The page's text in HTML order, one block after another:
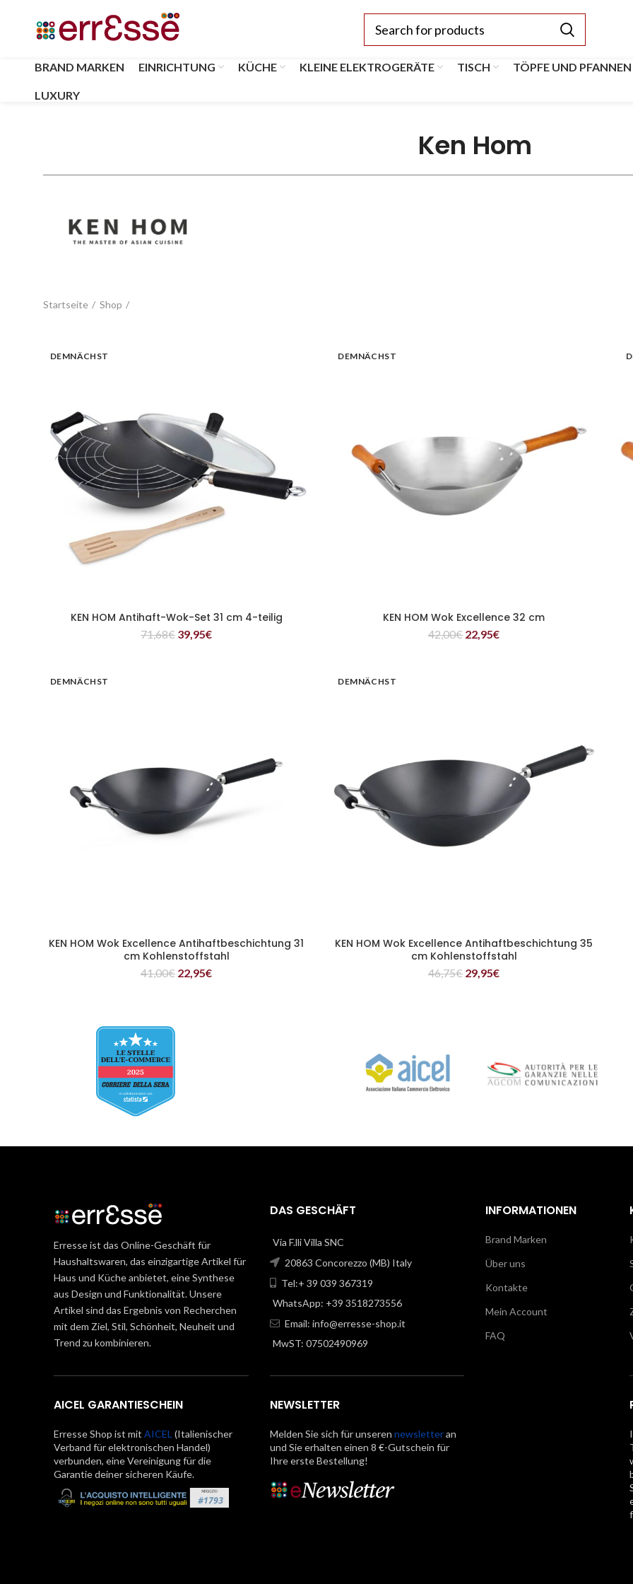
BRAND MARKEN EINRICHTUNG KÜCHE KLEINE ELEKTROGERÄTE TISCH TÖPFE UND PFANNEN
LUXURY
Ken Hom
Startseite Shop
DEMNÄCHST
WEITERLESEN
KEN HOM Antihaft-Wok-Set 31 cm 4-teilig
71,68€ 39,95€
DEMNÄCHST
WEITERLESEN
KEN HOM Wok Excellence 32 cm
42,00€22,95€
DEMNÄCHST
WEITERLESEN
KEN HOM Wok Excellence Antihaftbeschichtung 31
cm Kohlenstoffstahl
41,00€ 22,95€
DEMNÄCHST
WEITERLESEN
KEN HOM Wok Excellence Antihaftbeschichtung 35
cm Kohlenstoffstahl
46,75€29,95€
Erresse ist das Online-Geschäft für
Haushaltswaren, das einzigartige Artikel für
Haus und Küche anbietet, eine Synthese
aus Design und Funktionalität. Unsere
Artikel sind das Ergebnis von Recherchen
mit dem Ziel, Stil, Schönheit, Neuheit und
Trend zu kombinieren.
AICEL GARANTIESCHEIN
Erresse Shop ist mit AICEL (Italienischer
Verband für elektronischen Handel)
verbunden, eine Vereinigung für die
Garantie deiner sicheren Käufe.
DAS GESCHÄFT
Via F.lli Villa SNC
20863 Concorezzo (MB) Italy
Tel:+ 39 039 367319
WhatsApp: +39 3518273556
Email: info@erresse-shop.it
MwST: 07502490969
NEWSLETTER
Melden Sie sich für unseren newsletteran
und Sie erhalten einen 8 €-Gutschein für
Ihre erste Bestellung!
INFORMATIONEN
Brand Marken
Über uns
Kontakte
Mein Account
FAQ